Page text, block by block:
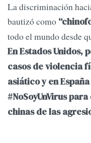
La discriminación
bautizó como
todo el mundo desde
En Estados Unidos,
casos de violencia
asiático y en
#NoSoyUnVirus
chinas de las